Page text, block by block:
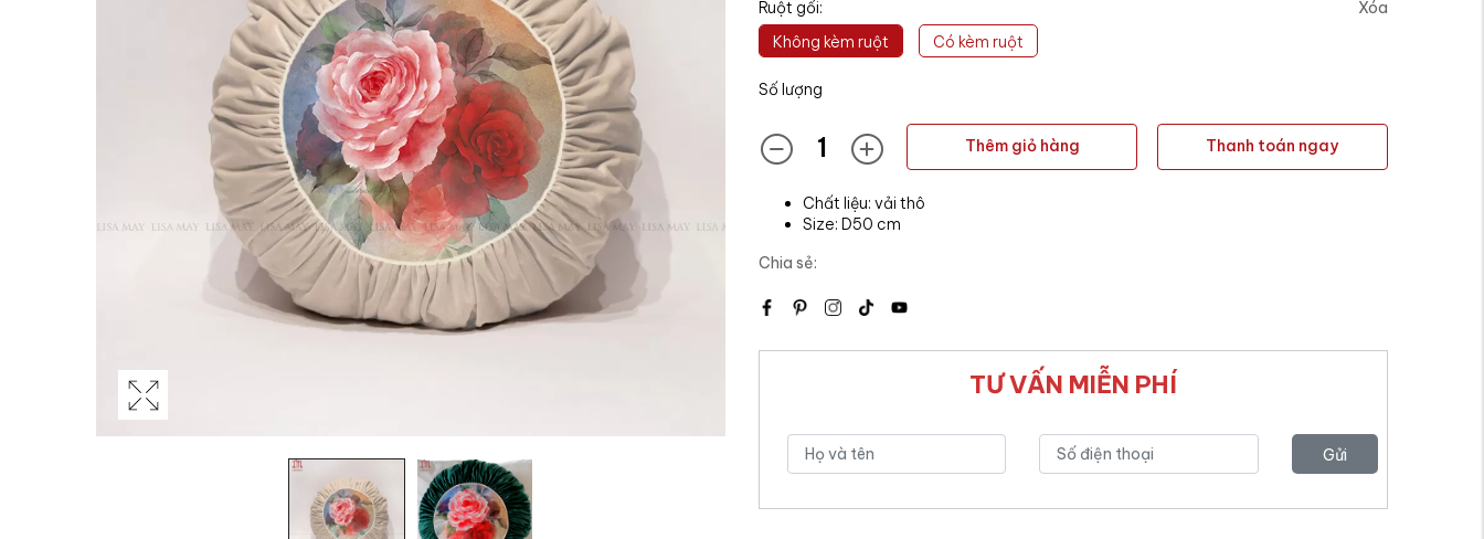
Ruột gối:
Xóa
Không kèm ruột
Có kèm ruột
Số lượng
Thêm giỏ hàng Thanh toán ngay
Chất liệu: vải thô
Size: D50 cm
Chia sẻ:
TƯ VẤN MIỄN PHÍ
Gửi